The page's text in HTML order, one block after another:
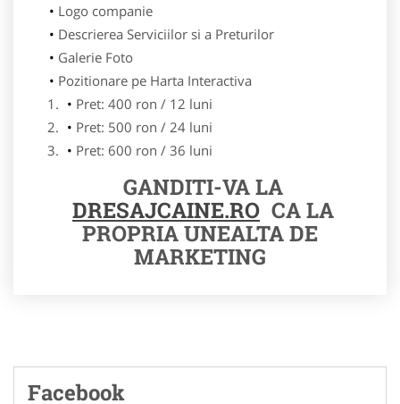
Logo companie
Descrierea Serviciilor si a Preturilor
Galerie Foto
Pozitionare pe Harta Interactiva
Pret: 400 ron / 12 luni
Pret: 500 ron / 24 luni
Pret: 600 ron / 36 luni
GANDITI-VA LA
DRESAJCAINE.RO CA LA
PROPRIA UNEALTA DE
MARKETING
Facebook